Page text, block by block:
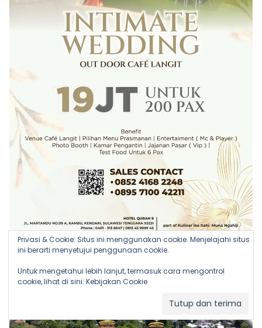
Privasi & Cookie: Situs ini menggunakan cookie. Menjelajahi situs
ini berarti menyetujui penggunaan cookie.
Untuk mengetahui lebih lanjut, termasuk cara mengontrol
cookie, lihat di sini: Kebijakan Cookie